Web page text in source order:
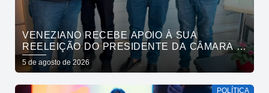
VENEZIANO RECEBE APOIO À SUA
REELEIÇÃO DO PRESIDENTE DA CÂMARA E
VEREADORES DE SÃO BENTO
5 de agosto de 2026
POLÍTICA